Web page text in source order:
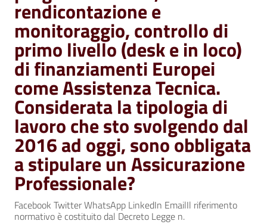
rendicontazione e
monitoraggio, controllo di
primo livello (desk e in loco)
di finanziamenti Europei
come Assistenza Tecnica.
Considerata la tipologia di
lavoro che sto svolgendo dal
2016 ad oggi, sono obbligata
a stipulare un Assicurazione
Professionale?
Facebook Twitter WhatsApp LinkedIn EmailIl riferimento
normativo è costituito dal Decreto Legge n.